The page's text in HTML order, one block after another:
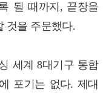
될 때까지, 끝장을
것을 주문했다.
세계 8대기구 통합
포기는 없다. 제대